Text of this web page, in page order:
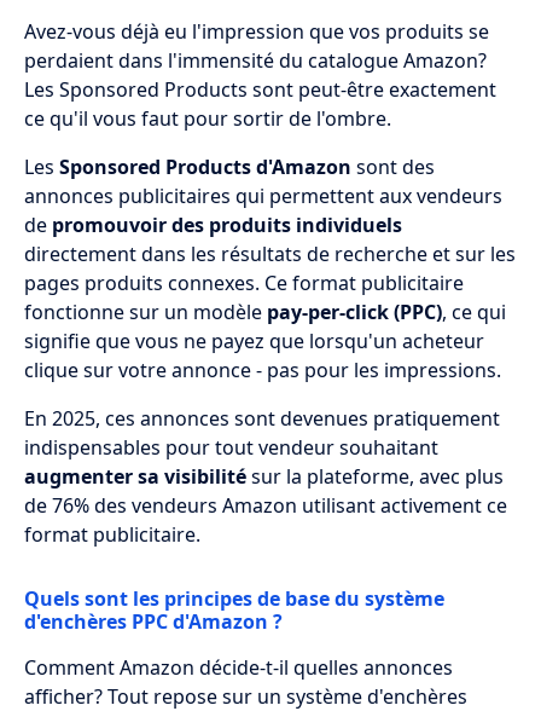
Quand et où apparaissent les annonces
Sponsored Products sur Amazon ?
pour augmenter vos ventes sur Amazon ?
Quelles erreurs éviter lors de la
configuration de vos campagnes
Sponsored Products ?
Comment analyser les performances de
vos campagnes Sponsored Products ?
Avez-vous déjà eu l'impression que vos produits se
perdaient dans l'immensité du catalogue Amazon?
Les Sponsored Products sont peut-être exactement
ce qu'il vous faut pour sortir de l'ombre.
Les Sponsored Products d'Amazon sont des
annonces publicitaires qui permettent aux vendeurs
de promouvoir des produits individuels
directement dans les résultats de recherche et sur les
pages produits connexes. Ce format publicitaire
fonctionne sur un modèle pay-per-click (PPC), ce qui
signifie que vous ne payez que lorsqu'un acheteur
clique sur votre annonce - pas pour les impressions.
En 2025, ces annonces sont devenues pratiquement
indispensables pour tout vendeur souhaitant
augmenter sa visibilitésur la plateforme, avec plus
de 76% des vendeurs Amazon utilisant activement ce
format publicitaire.
Quels sont les principes de base du système
d'enchères PPC d'Amazon ?
Comment Amazon décide-t-il quelles annonces
afficher? Tout repose sur un système d'enchères